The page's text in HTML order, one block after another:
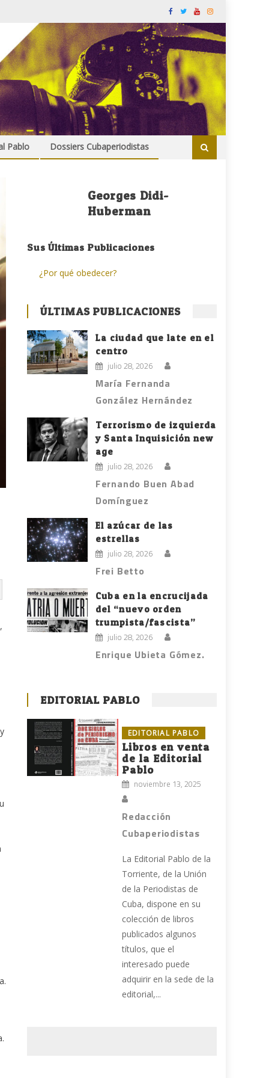
Pablo Dossiers Cubaperiodistas
Georges Didi-
Huberman
Sus Últimas Publicaciones
¿Por qué obedecer?
ÚLTIMAS PUBLICACIONES
La ciudad que late en el
centro
julio 28, 2026
María Fernanda
González Hernández
Terrorismo de izquierda
y Santa Inquisición new
age
julio 28, 2026
Fernando Buen Abad
Domínguez
El azúcar de las
estrellas
julio 28, 2026
Frei Betto
Cuba en la encrucijada
del “nuevo orden
trumpista/fascista”
julio 28, 2026
Enrique Ubieta Gómez.
EDITORIAL PABLO
EDITORIAL PABLO
Libros en venta
de la Editorial
Pablo
noviembre 13, 2025
Redacción
Cubaperiodistas
La Editorial Pablo de la
Torriente, de la Unión
de la Periodistas de
Cuba, dispone en su
colección de libros
publicados algunos
títulos, que el
interesado puede
adquirir en la sede de la
editorial,...